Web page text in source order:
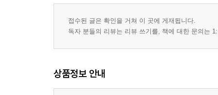
접수된 글은 확인을 거쳐 이 곳에 게재됩니다.
독자 분들의 리뷰는 리뷰 쓰기를, 책에 대한 문의는
상품정보 안내